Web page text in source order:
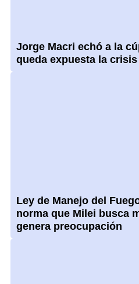
Jorge Macri echó a la
queda expuesta la crisis
Ley de Manejo del
norma que Milei busca
genera preocupación